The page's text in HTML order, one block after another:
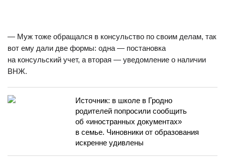
— Муж тоже обращался в консульство по своим делам, так
вот ему дали две формы: одна — постановка
на консульский учет, а вторая — уведомление о наличии
ВНЖ.
Источник: в школе в Гродно
родителей попросили сообщить
об «иностранных документах»
в семье. Чиновники от образования
искренне удивлены